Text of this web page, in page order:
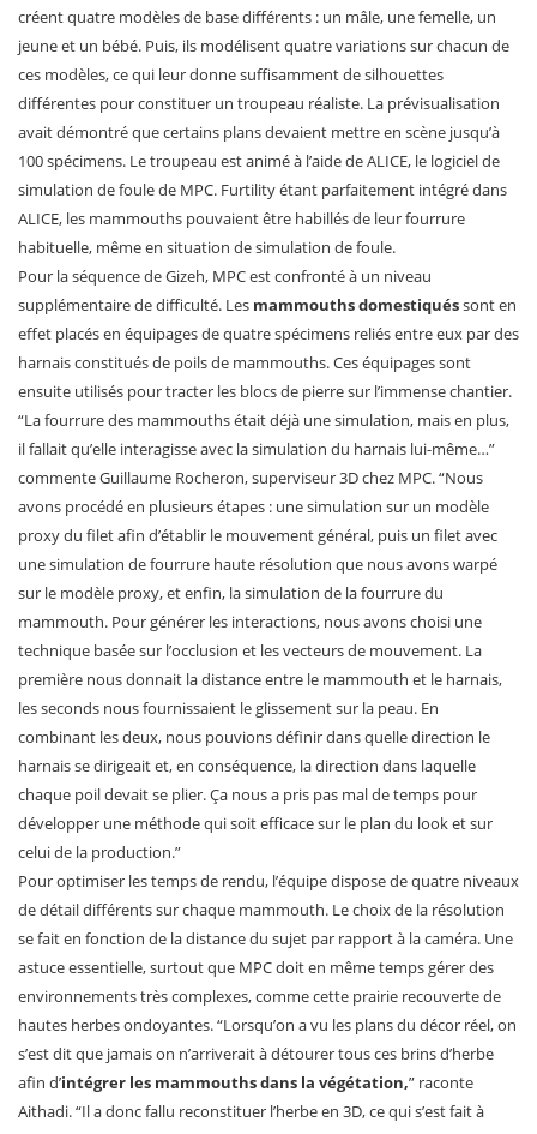
créent quatre modèles de base différents : un mâle, une femelle, un
jeune et un bébé. Puis, ils modélisent quatre variations sur chacun de
ces modèles, ce qui leur donne suffisamment de silhouettes
différentes pour constituer un troupeau réaliste. La prévisualisation
avait démontré que certains plans devaient mettre en scène jusqu’à
100 spécimens. Le troupeau est animé à l’aide de ALICE, le logiciel de
simulation de foule de MPC. Furtility étant parfaitement intégré dans
ALICE, les mammouths pouvaient être habillés de leur fourrure
habituelle, même en situation de simulation de foule.
Pour la séquence de Gizeh, MPC est confronté à un niveau
supplémentaire de difficulté. Les mammouths domestiquéssont en
effet placés en équipages de quatre spécimens reliés entre eux par des
harnais constitués de poils de mammouths. Ces équipages sont
ensuite utilisés pour tracter les blocs de pierre sur l’immense chantier.
“La fourrure des mammouths était déjà une simulation, mais en plus,
il fallait qu’elle interagisse avec la simulation du harnais lui-même…”
commente Guillaume Rocheron, superviseur 3D chez MPC. “Nous
avons procédé en plusieurs étapes : une simulation sur un modèle
proxy du filet afin d’établir le mouvement général, puis un filet avec
une simulation de fourrure haute résolution que nous avons warpé
sur le modèle proxy, et enfin, la simulation de la fourrure du
mammouth. Pour générer les interactions, nous avons choisi une
technique basée sur l’occlusion et les vecteurs de mouvement. La
première nous donnait la distance entre le mammouth et le harnais,
les seconds nous fournissaient le glissement sur la peau. En
combinant les deux, nous pouvions définir dans quelle direction le
harnais se dirigeait et, en conséquence, la direction dans laquelle
chaque poil devait se plier. Ça nous a pris pas mal de temps pour
développer une méthode qui soit efficace sur le plan du look et sur
celui de la production.”
Pour optimiser les temps de rendu, l’équipe dispose de quatre niveaux
de détail différents sur chaque mammouth. Le choix de la résolution
se fait en fonction de la distance du sujet par rapport à la caméra. Une
astuce essentielle, surtout que MPC doit en même temps gérer des
environnements très complexes, comme cette prairie recouverte de
hautes herbes ondoyantes. “Lorsqu’on a vu les plans du décor réel, on
s’est dit que jamais on n’arriverait à détourer tous ces brins d’herbe
afin d’intégrer les mammouths dans la végétation,” raconte
Aithadi. “Il a donc fallu reconstituer l’herbe en 3D, ce qui s’est fait à